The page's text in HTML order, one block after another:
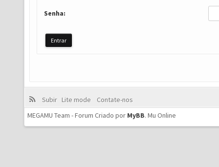
Senha:
Subir Lite mode
Contate-nos
MEGAMU Team - Forum Criado por MyBB. Mu Online